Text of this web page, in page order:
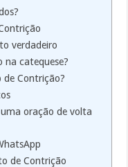
verdadeiro
na catequese?
de Contrição?
oração de volta
de Contrição